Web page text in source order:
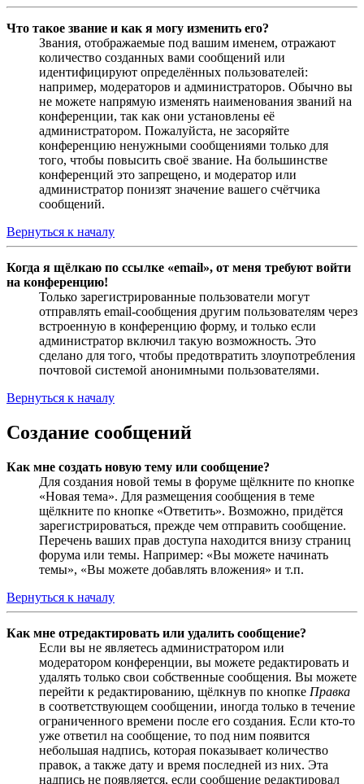
Что такое звание и как я могу изменить его?
Звания, отображаемые под вашим именем, отражают
количество созданных вами сообщений или
идентифицируют определённых пользователей:
например, модераторов и администраторов. Обычно вы
не можете напрямую изменять наименования званий на
конференции, так как они установлены её
администратором. Пожалуйста, не засоряйте
конференцию ненужными сообщениями только для
того, чтобы повысить своё звание. На большинстве
конференций это запрещено, и модератор или
администратор понизят значение вашего счётчика
сообщений.
Вернуться к началу
Когда я щёлкаю по ссылке «email», от меня требуют войти
на конференцию!
Только зарегистрированные пользователи могут
отправлять email-сообщения другим пользователям через
встроенную в конференцию форму, и только если
администратор включил такую возможность. Это
сделано для того, чтобы предотвратить злоупотребления
почтовой системой анонимными пользователями.
Вернуться к началу
Создание сообщений
Как мне создать новую тему или сообщение?
Для создания новой темы в форуме щёлкните по кнопке
«Новая тема». Для размещения сообщения в теме
щёлкните по кнопке «Ответить». Возможно, придётся
зарегистрироваться, прежде чем отправить сообщение.
Перечень ваших прав доступа находится внизу страниц
форума или темы. Например: «Вы можете начинать
темы», «Вы можете добавлять вложения» и т.п.
Вернуться к началу
Как мне отредактировать или удалить сообщение?
Если вы не являетесь администратором или
модератором конференции, вы можете редактировать и
удалять только свои собственные сообщения. Вы можете
перейти к редактированию, щёлкнув по кнопке Правка
в соответствующем сообщении, иногда только в течение
ограниченного времени после его создания. Если кто-то
уже ответил на сообщение, то под ним появится
небольшая надпись, которая показывает количество
правок, а также дату и время последней из них. Эта
надпись не появляется, если сообщение редактировал